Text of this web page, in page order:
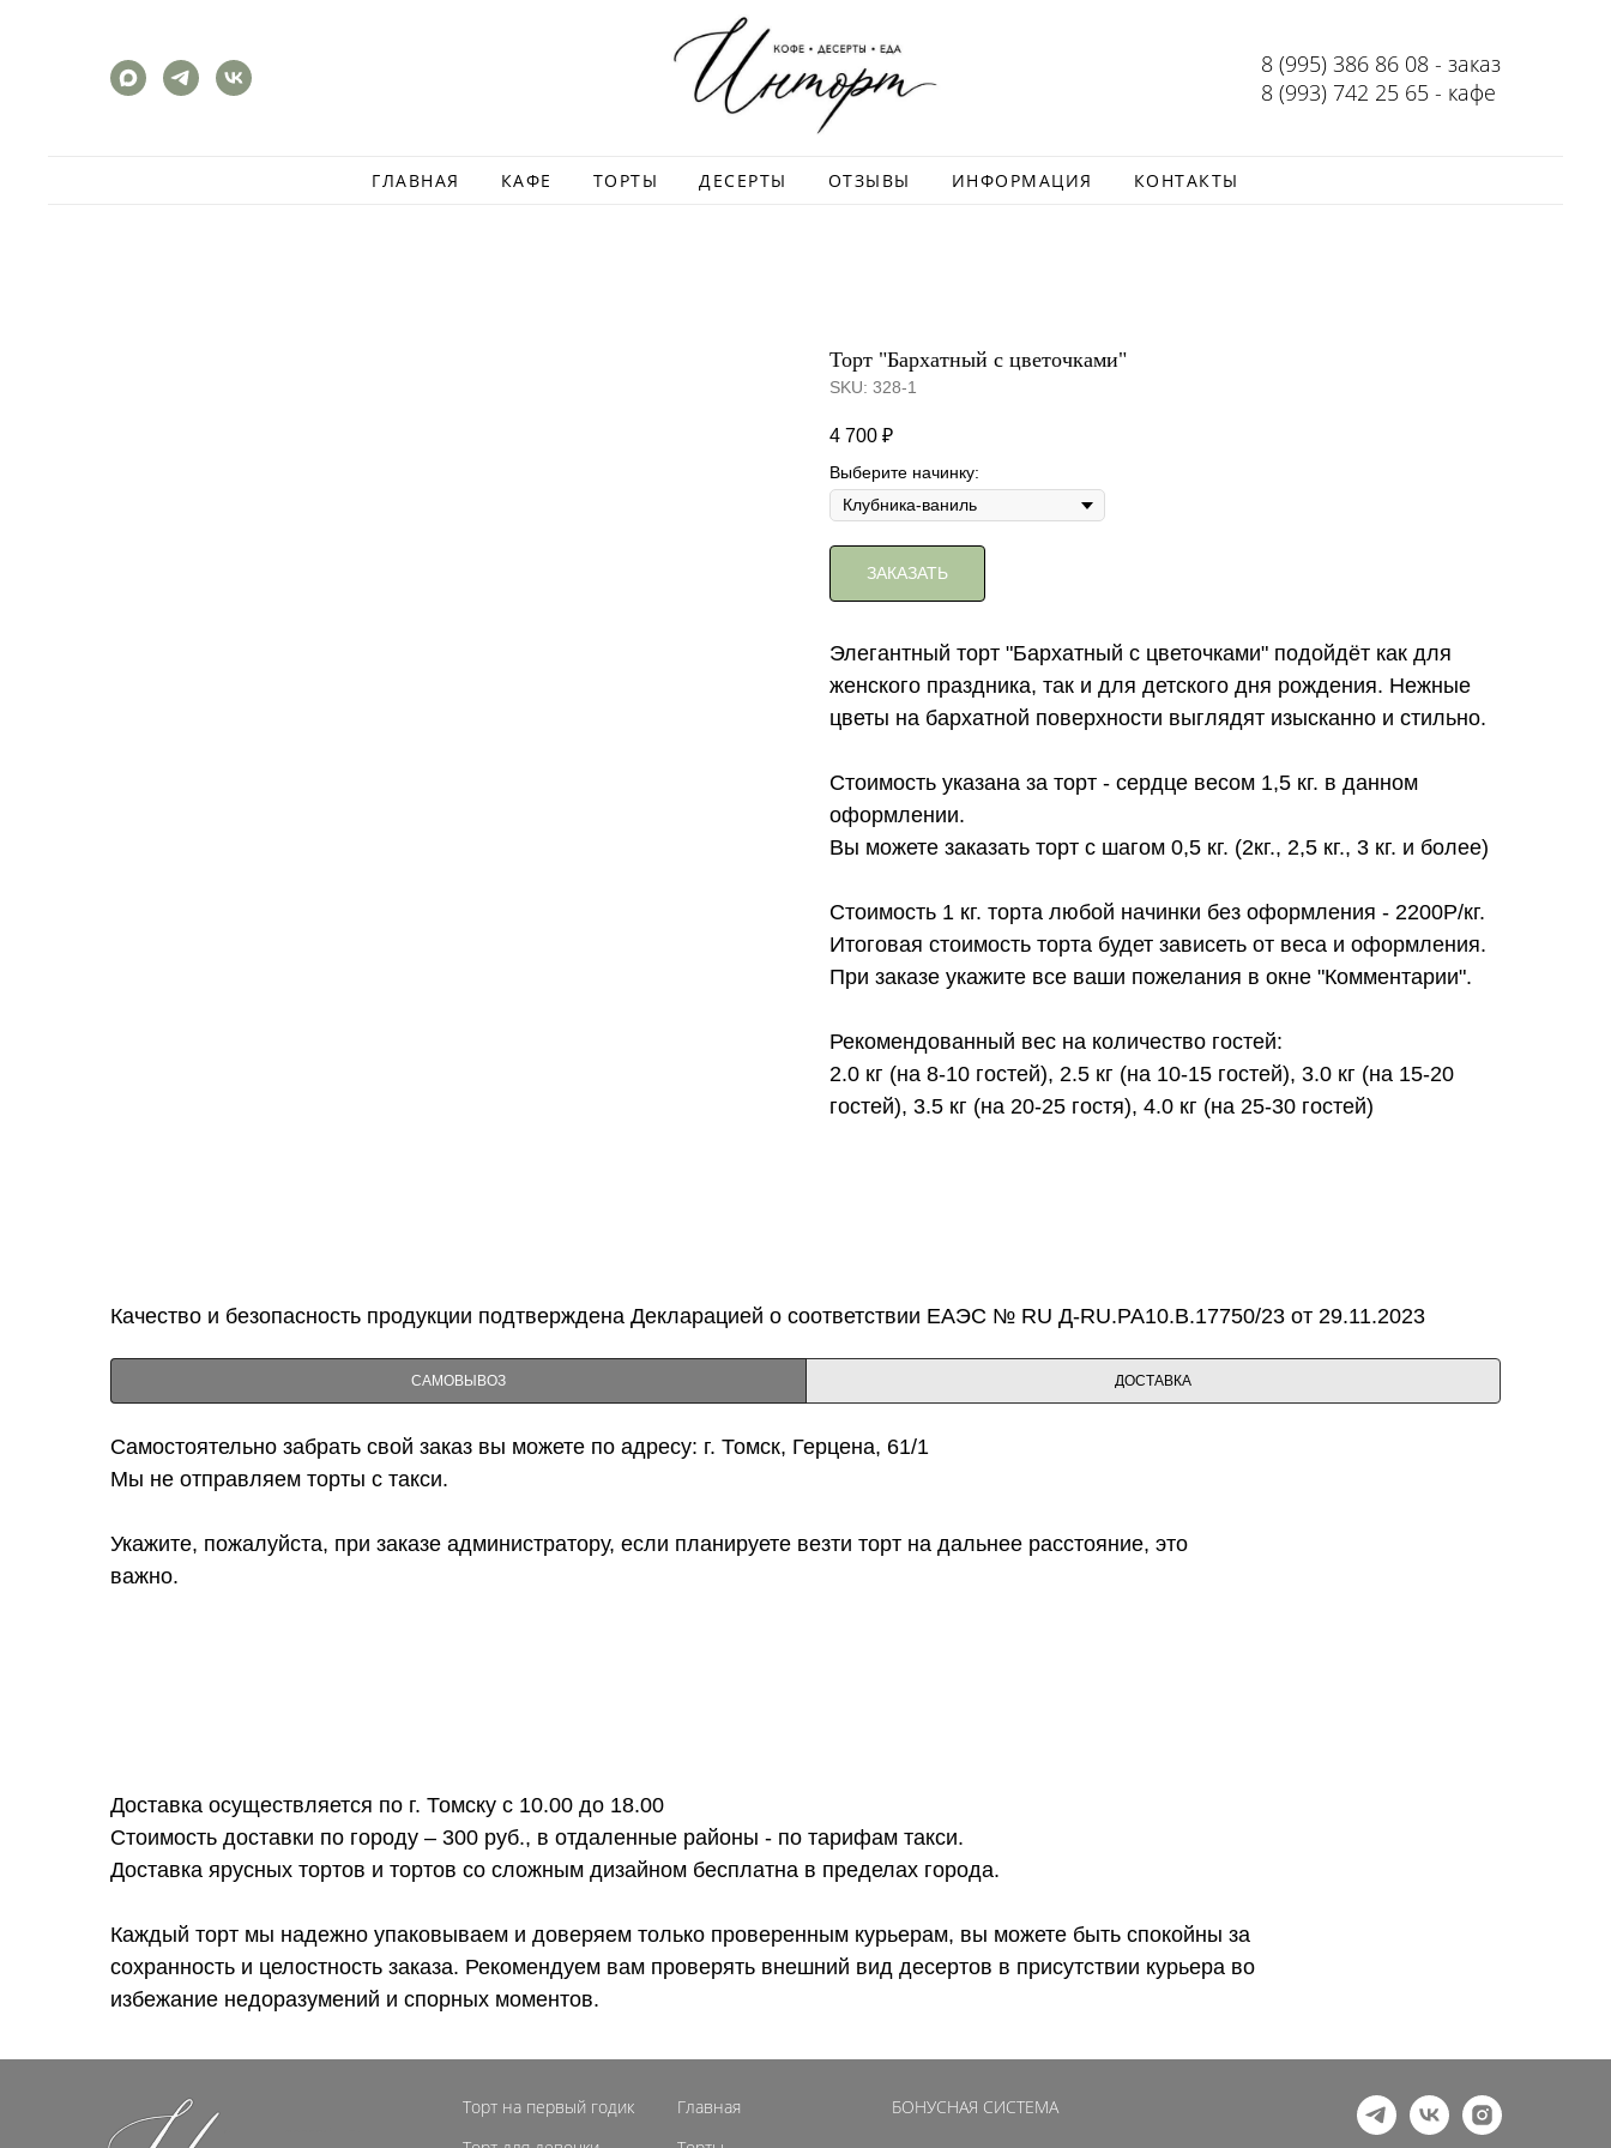
8 (995) 386 86 08 - заказ
8 (993) 742 25 65 - кафе
ГЛАВНАЯ КАФЕ ТОРТЫ ДЕСЕРТЫ ОТЗЫВЫ ИНФОРМАЦИЯ КОНТАКТЫ
Торт "Бархатный с цветочками"
SKU: 328-1
4 700 ₽
Выберите начинку:
ЗАКАЗАТЬ
Элегантный торт "Бархатный с цветочками" подойдёт как для
женского праздника, так и для детского дня рождения. Нежные
цветы на бархатной поверхности выглядят изысканно и стильно.
Стоимость указана за торт - сердце весом 1,5 кг. в данном
оформлении.
Вы можете заказать торт с шагом 0,5 кг. (2кг., 2,5 кг., 3 кг. и более)
Стоимость 1 кг. торта любой начинки без оформления - 2200Р/кг.
Итоговая стоимость торта будет зависеть от веса и оформления.
При заказе укажите все ваши пожелания в окне "Комментарии".
Рекомендованный вес на количество гостей:
2.0 кг (на 8-10 гостей), 2.5 кг (на 10-15 гостей), 3.0 кг (на 15-20
гостей), 3.5 кг (на 20-25 гостя), 4.0 кг (на 25-30 гостей)
Качество и безопасность продукции подтверждена Декларацией о соответствии ЕАЭС № RU Д-RU.PA10.B.17750/23 от 29.11.2023
САМОВЫВОЗ ДОСТАВКА
Самостоятельно забрать свой заказ вы можете по адресу: г. Томск, Герцена, 61/1
Мы не отправляем торты с такси.
Укажите, пожалуйста, при заказе администратору, если планируете везти торт на дальнее расстояние, это
важно.
Доставка осуществляется по г. Томску с 10.00 до 18.00
Стоимость доставки по городу – 300 руб., в отдаленные районы - по тарифам такси.
Доставка ярусных тортов и тортов со сложным дизайном бесплатна в пределах города.
Каждый торт мы надежно упаковываем и доверяем только проверенным курьерам, вы можете быть спокойны за
сохранность и целостность заказа. Рекомендуем вам проверять внешний вид десертов в присутствии курьера во
избежание недоразумений и спорных моментов.
Торт на первый годик
Главная
БОНУСНАЯ СИСТЕМА